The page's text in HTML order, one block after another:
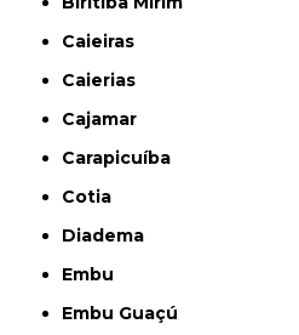
Caieiras
Caierias
Cajamar
Carapicuíba
Cotia
Diadema
Embu
Embu Guaçú